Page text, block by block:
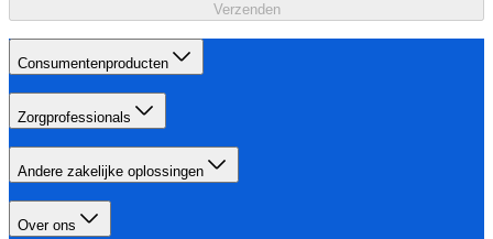
Verzenden
Consumentenproducten
Zorgprofessionals
Andere zakelijke oplossingen
Over ons